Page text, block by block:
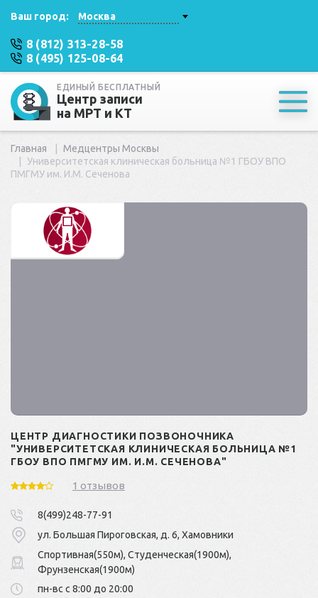
Ваш город: Москва
8 (812) 313-28-58
8 (495) 125-08-64
ЕДИНЫЙ БЕСПЛАТНЫЙ
Центр записи
на МРТ и КТ
Главная
Медцентры Москвы
Университетская клиническая больница №1 ГБОУ ВПО
ПМГМУ им. И.М. Сеченова
ЦЕНТР ДИАГНОСТИКИ ПОЗВОНОЧНИКА
"УНИВЕРСИТЕТСКАЯ КЛИНИЧЕСКАЯ БОЛЬНИЦА №1
ГБОУ ВПО ПМГМУ ИМ. И.М. СЕЧЕНОВА"
1 отзывов
8(499)248-77-91
ул. Большая Пироговская, д. 6, Хамовники
Спортивная(550м), Студенческая(1900м),
Фрунзенская(1900м)
пн-вс с 8:00 до 20:00